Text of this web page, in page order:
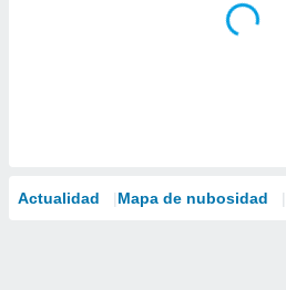
Actualidad Mapa de nubosidad